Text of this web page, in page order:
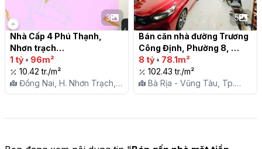
3
Nhà Cấp 4 Phú Thạnh,
Nhơn trạch
1 tỷ • 96m²
10.42 tr./m²
Đồng Nai, H. Nhơn Trạch,
X. Phú Thạnh
5
Bán căn nhà đường Trương
Công Định, Phường 8,
Vũng Tàu, hẻm ô tô 16 chỗ
8 tỷ • 78.1m²
102.43 tr./m²
Bà Rịa - Vũng Tàu, Tp.
Vũng Tàu, P. 8